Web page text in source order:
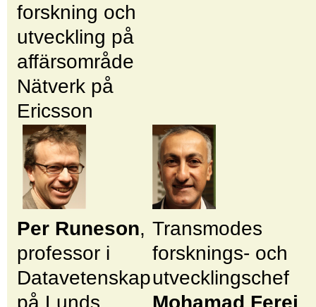
forskning och
utveckling på
affärsområde
Nätverk på
Ericsson
Per Runeson,
professor i
Datavetenskap
Transmodes
forsknings- och
utvecklingschef